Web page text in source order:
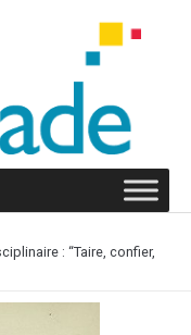
: “Taire, confier,